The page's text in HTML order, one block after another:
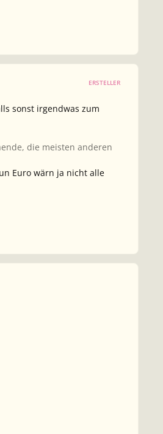
ERSTELLER
sonst irgendwas zum
die meisten anderen
Euro wärn ja nicht alle